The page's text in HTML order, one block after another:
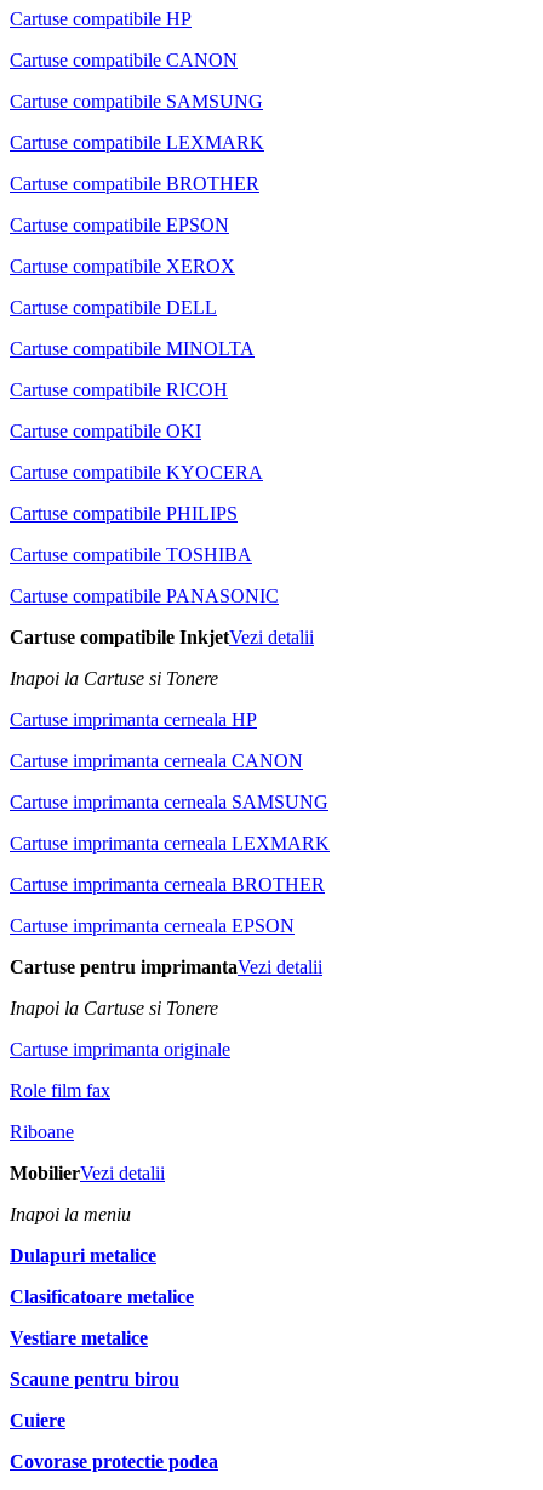
Cartuse compatibile HP
Cartuse compatibile CANON
Cartuse compatibile SAMSUNG
Cartuse compatibile LEXMARK
Cartuse compatibile BROTHER
Cartuse compatibile EPSON
Cartuse compatibile XEROX
Cartuse compatibile DELL
Cartuse compatibile MINOLTA
Cartuse compatibile RICOH
Cartuse compatibile OKI
Cartuse compatibile KYOCERA
Cartuse compatibile PHILIPS
Cartuse compatibile TOSHIBA
Cartuse compatibile PANASONIC
Cartuse compatibile InkjetVezi detalii
Inapoi la Cartuse si Tonere
Cartuse imprimanta cerneala HP
Cartuse imprimanta cerneala CANON
Cartuse imprimanta cerneala SAMSUNG
Cartuse imprimanta cerneala LEXMARK
Cartuse imprimanta cerneala BROTHER
Cartuse imprimanta cerneala EPSON
Cartuse pentru imprimantaVezi detalii
Inapoi la Cartuse si Tonere
Cartuse imprimanta originale
Role film fax
Riboane
MobilierVezi detalii
Inapoi la meniu
Dulapuri metalice
Clasificatoare metalice
Vestiare metalice
Scaune pentru birou
Cuiere
Covorase protectie podea